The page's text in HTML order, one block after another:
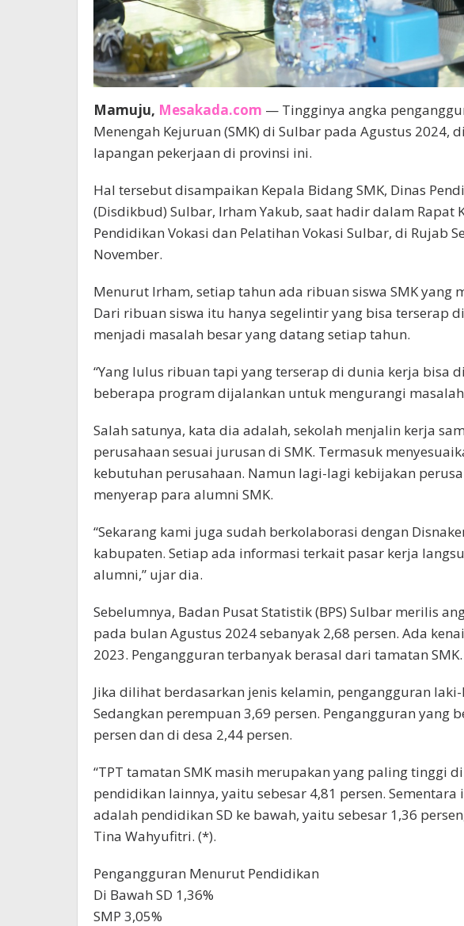
Mamuju, Mesakada.com — Tingginya angka
Menengah Kejuruan (SMK) di Sulbar pada Agustus 2024,
lapangan pekerjaan di provinsi ini.
Hal tersebut disampaikan Kepala Bidang SMK, Dinas
(Disdikbud) Sulbar, Irham Yakub, saat hadir dalam Rapat
Pendidikan Vokasi dan Pelatihan Vokasi Sulbar, di Rujab
November.
Menurut Irham, setiap tahun ada ribuan siswa SMK yang
Dari ribuan siswa itu hanya segelintir yang bisa terserap
menjadi masalah besar yang datang setiap tahun.
“Yang lulus ribuan tapi yang terserap di dunia kerja bisa
beberapa program dijalankan untuk mengurangi masalah
Salah satunya, kata dia adalah, sekolah menjalin kerja
perusahaan sesuai jurusan di SMK. Termasuk
kebutuhan perusahaan. Namun lagi-lagi kebijakan
menyerap para alumni SMK.
“Sekarang kami juga sudah berkolaborasi dengan
kabupaten. Setiap ada informasi terkait pasar kerja
alumni,” ujar dia.
Sebelumnya, Badan Pusat Statistik (BPS) Sulbar merilis
pada bulan Agustus 2024 sebanyak 2,68 persen. Ada
2023. Pengangguran terbanyak berasal dari tamatan SMK.
Jika dilihat berdasarkan jenis kelamin, pengangguran
Sedangkan perempuan 3,69 persen. Pengangguran yang
persen dan di desa 2,44 persen.
“TPT tamatan SMK masih merupakan yang paling tinggi
pendidikan lainnya, yaitu sebesar 4,81 persen.
adalah pendidikan SD ke bawah, yaitu sebesar 1,36
Tina Wahyufitri. (*).
Pengangguran Menurut Pendidikan
Di Bawah SD 1,36%
SMP 3,05%